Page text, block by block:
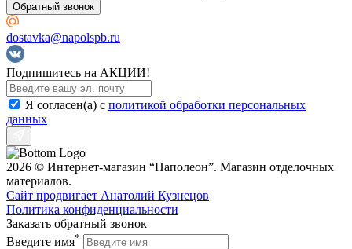
Обратный звонок
dostavka@napolspb.ru
Подпишитесь на АКЦИИ!
Я согласен(a) с политикой обработки персональных
данных
2026 © Интернет-магазин “Наполеон”. Магазин отделочных
материалов.
Сайт продвигает Анатолий Кузнецов
Политика конфиденциальности
Заказать обратный звонок
Введите имя*